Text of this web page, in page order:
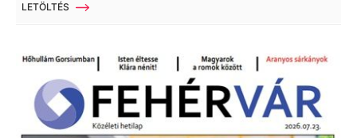
LETÖLTÉS